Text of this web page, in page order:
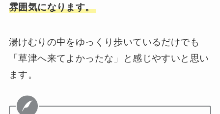
雰囲気になります。
湯けむりの中をゆっくり歩いているだけでも
「草津へ来てよかったな」と感じやすいと思い
ます。